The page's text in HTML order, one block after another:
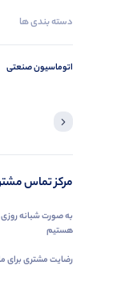
دسته بندی ها
اتوماسیون صنعتی
مرکز تماس
به صورت شبانه
هستیم
رضایت مشتری برای